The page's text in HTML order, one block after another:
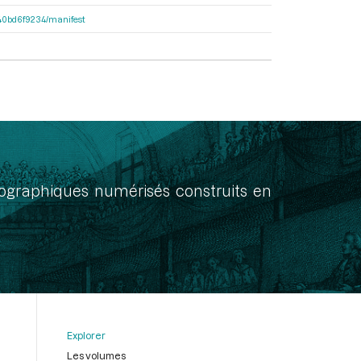
manifest
numérisés construits en
Explorer
Les volumes